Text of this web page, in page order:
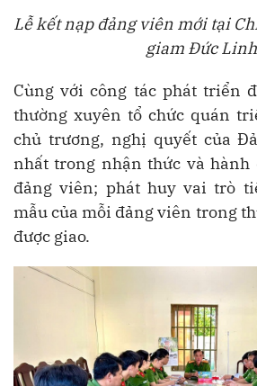
Lễ kết nạp đảng viên mới tại
giam Đức Linh
Cùng với công tác phát triển
thường xuyên tổ chức quán
chủ trương, nghị quyết của
nhất trong nhận thức và hành
đảng viên; phát huy vai trò
mẫu của mỗi đảng viên trong
được giao.